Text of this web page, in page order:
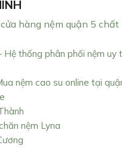
hàng nệm quận 5 chất
Hệ thống phân phối nệm uy
nệm cao su online tại
nệm Lyna